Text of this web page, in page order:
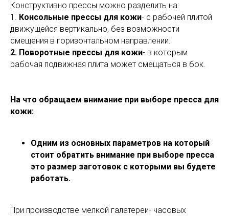
Конструктивно прессы можно разделить на:
1. Консольные прессы для кожи- с рабочей плитой
движущейся вертикально, без возможности
смещения в горизонтальном направлении.
2. Поворотные прессы для кожи- в которым
рабочая подвижная плита может смещаться в бок.
На что обращаем внимание при выборе пресса для
кожи:
Одним из основных параметров на который
стоит обратить внимание при выборе пресса
это размер заготовок с которыми вы будете
работать.
При производстве мелкой галатереи- часовых